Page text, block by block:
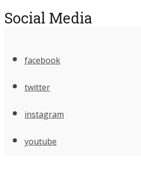
Social Media
facebook
twitter
instagram
youtube